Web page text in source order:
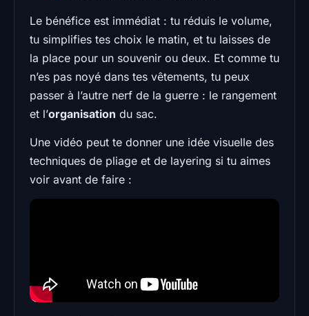
Le bénéfice est immédiat : tu réduis le volume,
tu simplifies tes choix le matin, et tu laisses de
la place pour un souvenir ou deux. Et comme tu
n’es pas noyé dans tes vêtements, tu peux
passer à l’autre nerf de la guerre : le rangement
et l’organisation du sac.
Une vidéo peut te donner une idée visuelle des
techniques de pliage et de layering si tu aimes
voir avant de faire :